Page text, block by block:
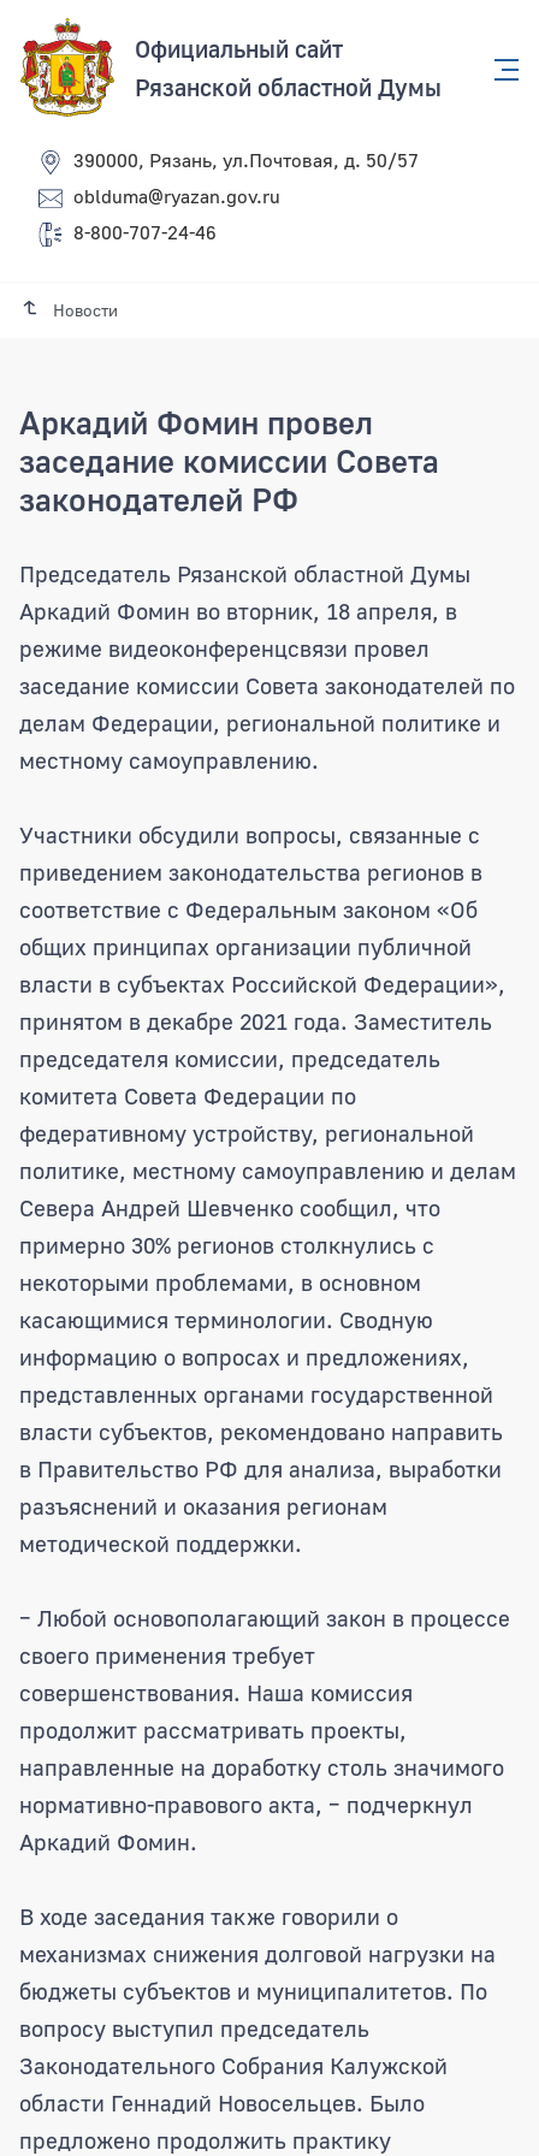
Официальный сайт
Рязанской областной Думы
390000, Рязань, ул.Почтовая, д. 50/57
oblduma@ryazan.gov.ru
8-800-707-24-46
Новости
Аркадий Фомин провел
заседание комиссии Совета
законодателей РФ
Аркадий Фомин провел заседание
Председатель Рязанской областной Думы
Аркадий Фомин во вторник, 18 апреля, в
режиме видеоконференцсвязи провел
заседание комиссии Совета законодателей по
делам Федерации, региональной политике и
местному самоуправлению.
Участники обсудили вопросы, связанные с
приведением законодательства регионов в
соответствие с Федеральным законом «Об
общих принципах организации публичной
власти в субъектах Российской Федерации»,
принятом в декабре 2021 года. Заместитель
председателя комиссии, председатель
комитета Совета Федерации по
федеративному устройству, региональной
политике, местному самоуправлению и делам
Севера Андрей Шевченко сообщил, что
примерно 30% регионов столкнулись с
некоторыми проблемами, в основном
касающимися терминологии. Сводную
информацию о вопросах и предложениях,
представленных органами государственной
власти субъектов, рекомендовано направить
в Правительство РФ для анализа, выработки
разъяснений и оказания регионам
методической поддержки.
– Любой основополагающий закон в процессе
своего применения требует
совершенствования. Наша комиссия
продолжит рассматривать проекты,
направленные на доработку столь значимого
нормативно-правового акта, – подчеркнул
Аркадий Фомин.
В ходе заседания также говорили о
механизмах снижения долговой нагрузки на
бюджеты субъектов и муниципалитетов. По
вопросу выступил председатель
Законодательного Собрания Калужской
области Геннадий Новосельцев. Было
предложено продолжить практику